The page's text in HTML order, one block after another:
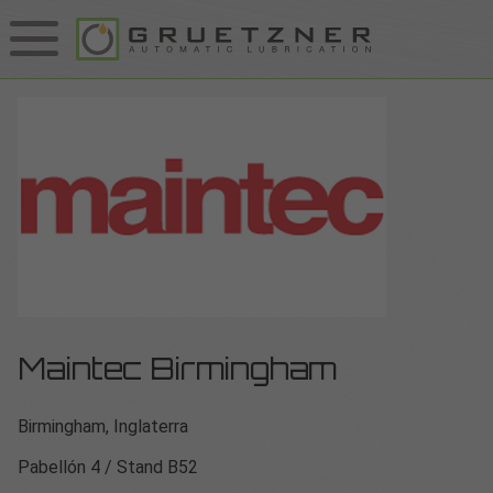
Maintec Birmingham
Birmingham, Inglaterra
Pabellón 4 / Stand B52